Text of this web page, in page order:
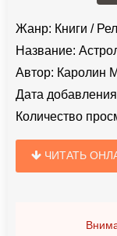
Жанр: Книги /
Название:
Автор: Каролин
Дата
Количество
ЧИТАТЬ